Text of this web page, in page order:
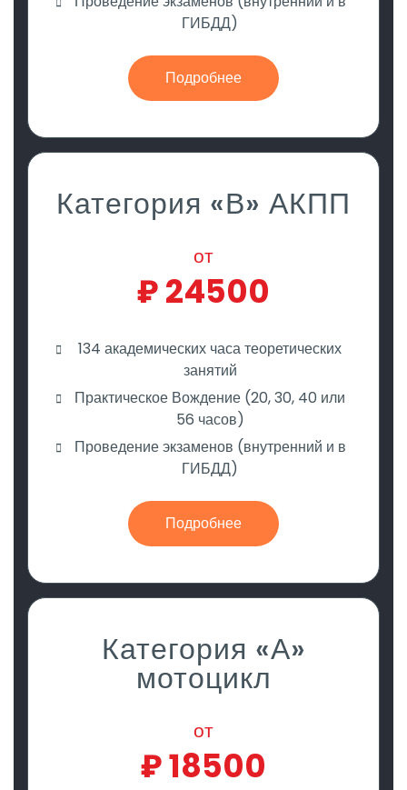
ГИБДД)
Подробнее
Категория «В» АКПП
от
₽24500
134 академических часа теоретических
занятий
Практическое Вождение (20, 30, 40 или
56 часов)
Проведение экзаменов (внутренний и в
ГИБДД)
Подробнее
Категория «А»
мотоцикл
от
₽18500